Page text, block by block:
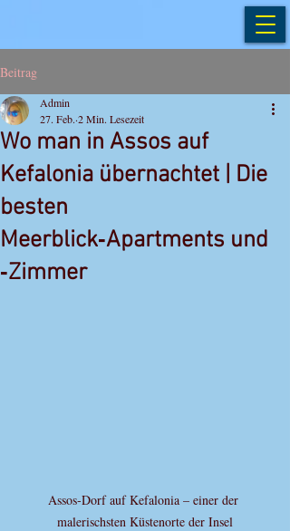
Beitrag
Wo man in Assos auf
Kefalonia übernachtet | Die
besten
Meerblick‑Apartments und
‑Zimmer
Admin
27. Feb. 2 Min. Lesezeit
Assos‑Dorf auf Kefalonia – einer der
malerischsten Küstenorte der Insel